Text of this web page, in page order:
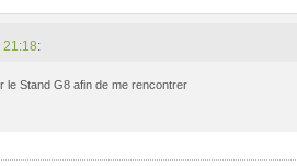
21:18:
le Stand G8 afin de me rencontrer